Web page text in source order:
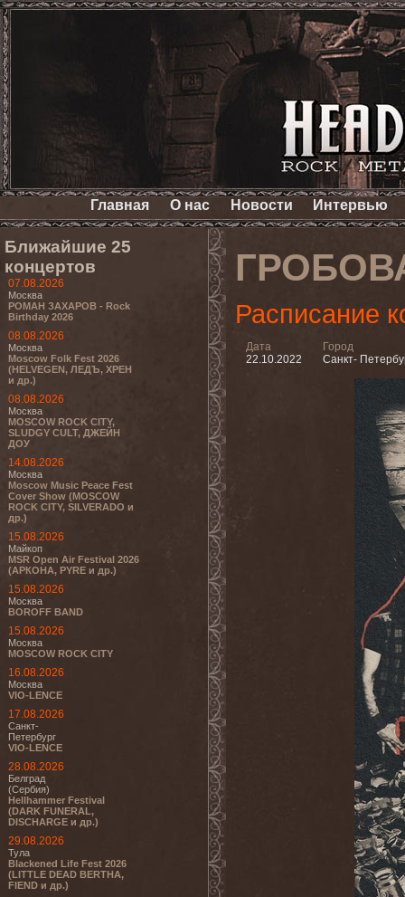
Главная О нас Новости Интервью
Ближайшие 25
концертов
07.08.2026
Москва
РОМАН ЗАХАРОВ - Rock
Birthday 2026
08.08.2026
Москва
Moscow Folk Fest 2026
(HELVEGEN, ЛЕДЪ, ХРЕН
и др.)
08.08.2026
Москва
MOSCOW ROCK CITY,
SLUDGY CULT, ДЖЕЙН
ДОУ
14.08.2026
Москва
Moscow Music Peace Fest
Cover Show (MOSCOW
ROCK CITY, SILVERADO и
др.)
15.08.2026
Майкоп
MSR Open Air Festival 2026
(АРКОНА, PYRE и др.)
15.08.2026
Москва
BOROFF BAND
15.08.2026
Москва
MOSCOW ROCK CITY
16.08.2026
Москва
VIO-LENCE
17.08.2026
Санкт-
Петербург
VIO-LENCE
28.08.2026
Белград
(Сербия)
Hellhammer Festival
(DARK FUNERAL,
DISCHARGE и др.)
29.08.2026
Тула
Blackened Life Fest 2026
(LITTLE DEAD BERTHA,
FIEND и др.)
Расписание
Дата
22.10.2022
Город
Санкт-